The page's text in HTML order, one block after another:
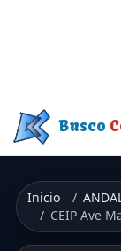
Busco
Inicio
CEIP Ave